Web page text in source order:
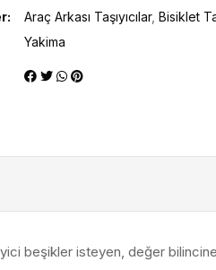
Araç Arkası Taşıyıcılar, Bisiklet
Yakima
beşikler isteyen, değer bilincine